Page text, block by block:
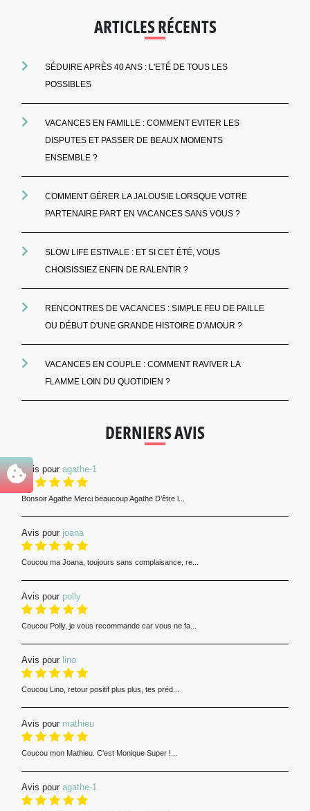
ARTICLES RÉCENTS
SÉDUIRE APRÈS 40 ANS : L'ETÉ DE TOUS LES
POSSIBLES
VACANCES EN FAMILLE : COMMENT EVITER LES
DISPUTES ET PASSER DE BEAUX MOMENTS
ENSEMBLE ?
COMMENT GÉRER LA JALOUSIE LORSQUE VOTRE
PARTENAIRE PART EN VACANCES SANS VOUS ?
SLOW LIFE ESTIVALE : ET SI CET ÉTÉ, VOUS
CHOISISSIEZ ENFIN DE RALENTIR ?
RENCONTRES DE VACANCES : SIMPLE FEU DE PAILLE
OU DÉBUT D'UNE GRANDE HISTOIRE D'AMOUR ?
VACANCES EN COUPLE : COMMENT RAVIVER LA
FLAMME LOIN DU QUOTIDIEN ?
DERNIERS AVIS
Avis pour agathe-1
Bonsoir Agathe Merci beaucoup Agathe D’être l...
Avis pour joana
Coucou ma Joana, toujours sans complaisance, re...
Avis pour polly
Coucou Polly, je vous recommande car vous ne fa...
Avis pour lino
Coucou Lino, retour positif plus plus, tes préd...
Avis pour mathieu
Coucou mon Mathieu. C’est Monique Super !...
Avis pour agathe-1